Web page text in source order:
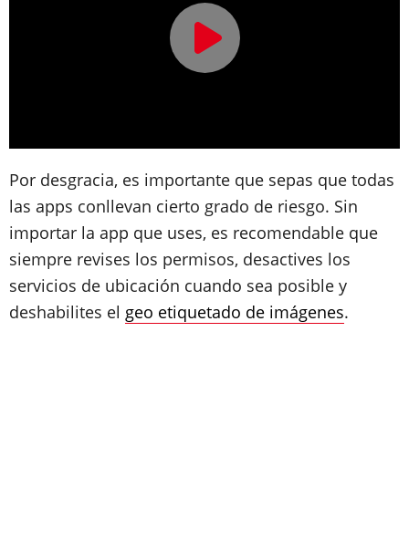
Por desgracia, es importante que sepas que todas
las apps conllevan cierto grado de riesgo. Sin
importar la app que uses, es recomendable que
siempre revises los permisos, desactives los
servicios de ubicación cuando sea posible y
deshabilites el geo etiquetado de imágenes.